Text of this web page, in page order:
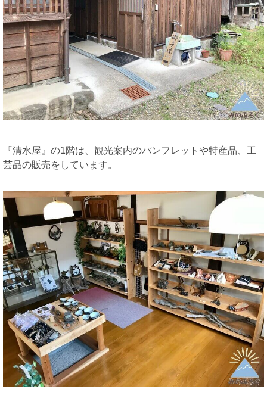
『清水屋』の1階は、観光案内のパンフレットや特産品、工
芸品の販売をしています。